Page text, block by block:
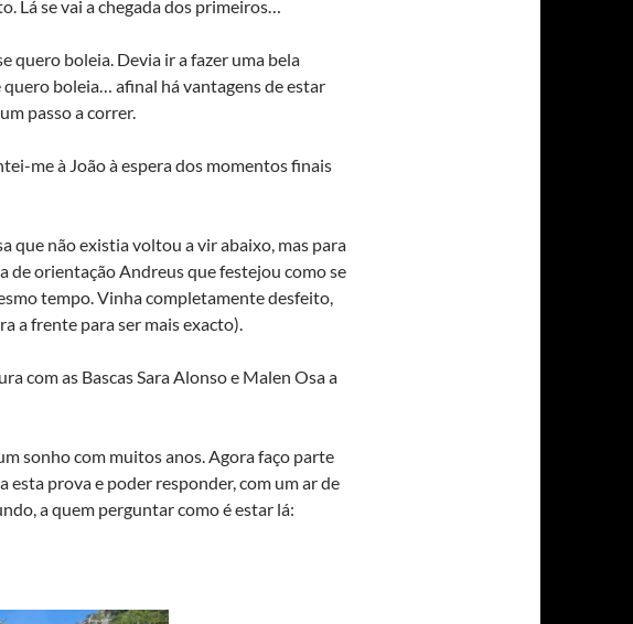
Lá se vai a chegada dos primeiros…
quero boleia. Devia ir a fazer uma bela
quero boleia… afinal há vantagens de estar
passo a correr.
me à João à espera dos momentos finais
que não existia voltou a vir abaixo, mas para
de orientação Andreus que festejou como se
tempo. Vinha completamente desfeito,
a frente para ser mais exacto).
com as Bascas Sara Alonso e Malen Osa a
sonho com muitos anos. Agora faço parte
prova e poder responder, com um ar de
a quem perguntar como é estar lá: